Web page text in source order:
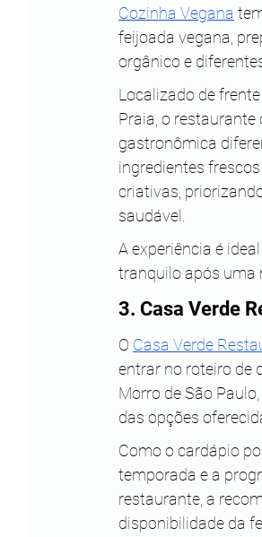
Cozinha Vegana
feijoada vegana,
orgânico e
Localizado de
Praia, o
gastronômica
ingredientes
criativas,
saudável.
A experiência é
tranquilo após uma
3. Casa Verde
O Casa Verde
entrar no roteiro de
Morro de São
das opções
Como o cardápio
temporada e a
restaurante, a
disponibilidade da